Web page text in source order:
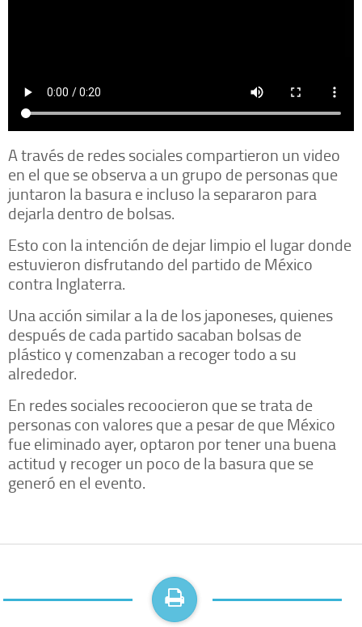
A través de redes sociales compartieron un video
en el que se observa a un grupo de personas que
juntaron la basura e incluso la separaron para
dejarla dentro de bolsas.
Esto con la intención de dejar limpio el lugar donde
estuvieron disfrutando del partido de México
contra Inglaterra.
Una acción similar a la de los japoneses, quienes
después de cada partido sacaban bolsas de
plástico y comenzaban a recoger todo a su
alrededor.
En redes sociales recoocieron que se trata de
personas con valores que a pesar de que México
fue eliminado ayer, optaron por tener una buena
actitud y recoger un poco de la basura que se
generó en el evento.